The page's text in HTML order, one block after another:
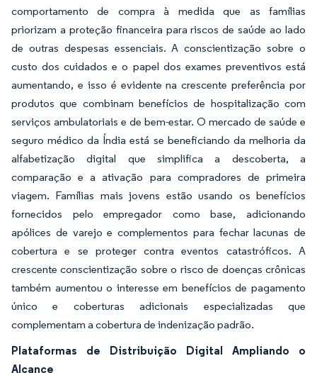
comportamento de compra à medida que as famílias
priorizam a proteção financeira para riscos de saúde ao lado
de outras despesas essenciais. A conscientização sobre o
custo dos cuidados e o papel dos exames preventivos está
aumentando, e isso é evidente na crescente preferência por
produtos que combinam benefícios de hospitalização com
serviços ambulatoriais e de bem-estar. O mercado de saúde e
seguro médico da Índia está se beneficiando da melhoria da
alfabetização digital que simplifica a descoberta, a
comparação e a ativação para compradores de primeira
viagem. Famílias mais jovens estão usando os benefícios
fornecidos pelo empregador como base, adicionando
apólices de varejo e complementos para fechar lacunas de
cobertura e se proteger contra eventos catastróficos. A
crescente conscientização sobre o risco de doenças crônicas
também aumentou o interesse em benefícios de pagamento
único e coberturas adicionais especializadas que
complementam a cobertura de indenização padrão.
Plataformas de Distribuição Digital Ampliando o
Alcance